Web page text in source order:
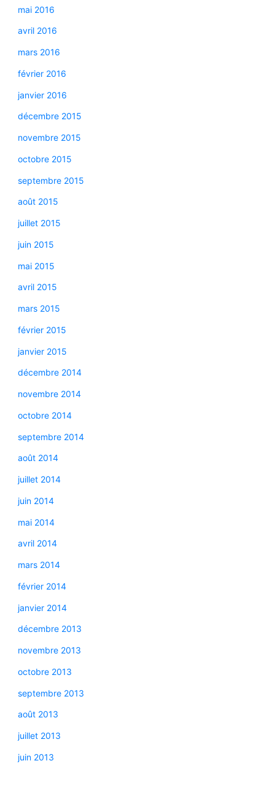
mai 2016
avril 2016
mars 2016
février 2016
janvier 2016
décembre 2015
novembre 2015
octobre 2015
septembre 2015
août 2015
juillet 2015
juin 2015
mai 2015
avril 2015
mars 2015
février 2015
janvier 2015
décembre 2014
novembre 2014
octobre 2014
septembre 2014
août 2014
juillet 2014
juin 2014
mai 2014
avril 2014
mars 2014
février 2014
janvier 2014
décembre 2013
novembre 2013
octobre 2013
septembre 2013
août 2013
juillet 2013
juin 2013